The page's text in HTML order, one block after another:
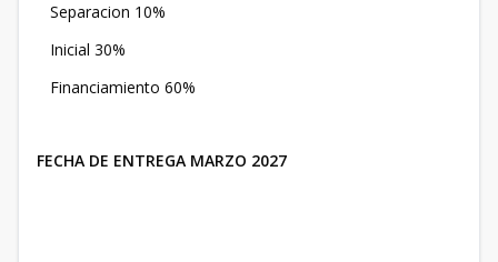
Separacion 10%
Inicial 30%
Financiamiento 60%
FECHA DE ENTREGA MARZO 2027